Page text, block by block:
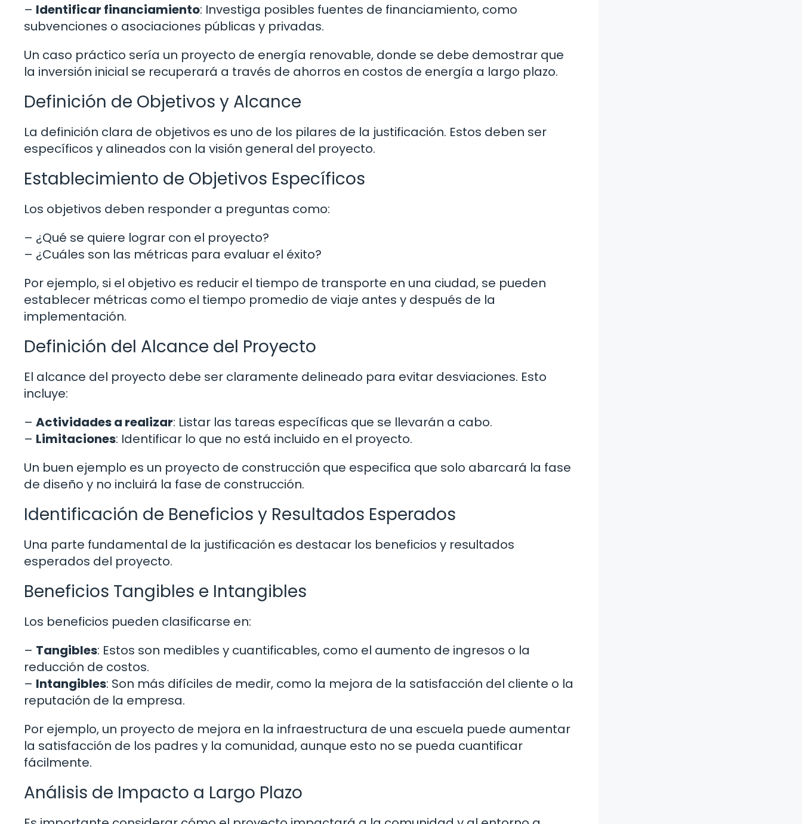
– Identificar financiamiento: Investiga posibles fuentes de financiamiento, como
subvenciones o asociaciones públicas y privadas.
Un caso práctico sería un proyecto de energía renovable, donde se debe demostrar que
la inversión inicial se recuperará a través de ahorros en costos de energía a largo plazo.
Definición de Objetivos y Alcance
La definición clara de objetivos es uno de los pilares de la justificación. Estos deben ser
específicos y alineados con la visión general del proyecto.
Establecimiento de Objetivos Específicos
Los objetivos deben responder a preguntas como:
– ¿Qué se quiere lograr con el proyecto?
– ¿Cuáles son las métricas para evaluar el éxito?
Por ejemplo, si el objetivo es reducir el tiempo de transporte en una ciudad, se pueden
establecer métricas como el tiempo promedio de viaje antes y después de la
implementación.
Definición del Alcance del Proyecto
El alcance del proyecto debe ser claramente delineado para evitar desviaciones. Esto
incluye:
– Actividades a realizar: Listar las tareas específicas que se llevarán a cabo.
– Limitaciones: Identificar lo que no está incluido en el proyecto.
Un buen ejemplo es un proyecto de construcción que especifica que solo abarcará la fase
de diseño y no incluirá la fase de construcción.
Identificación de Beneficios y Resultados Esperados
Una parte fundamental de la justificación es destacar los beneficios y resultados
esperados del proyecto.
Beneficios Tangibles e Intangibles
Los beneficios pueden clasificarse en:
– Tangibles: Estos son medibles y cuantificables, como el aumento de ingresos o la
reducción de costos.
– Intangibles: Son más difíciles de medir, como la mejora de la satisfacción del cliente o la
reputación de la empresa.
Por ejemplo, un proyecto de mejora en la infraestructura de una escuela puede aumentar
la satisfacción de los padres y la comunidad, aunque esto no se pueda cuantificar
fácilmente.
Análisis de Impacto a Largo Plazo